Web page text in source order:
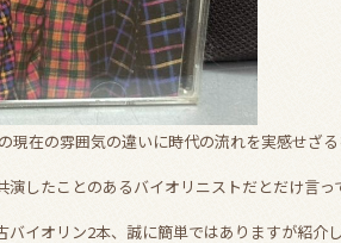
在の雰囲気の違いに時代の流れを実感せざ
したことのあるバイオリニストだとだけ言っ
イオリン2本、誠に簡単ではありますが紹介